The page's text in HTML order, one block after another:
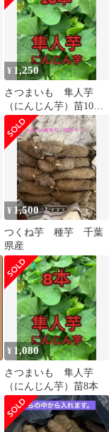
¥ 1,250
さつまいも 隼人芋
（にんじん芋）苗10本
＋α
¥ 1,500
つくね芋 種芋 千葉
県産
¥ 1,080
さつまいも 隼人芋
（にんじん芋）苗8本